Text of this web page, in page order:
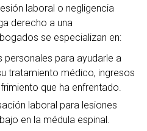
laboral o negligencia
derecho a una
se especializan en:
personales para ayudarle a
tratamiento médico, ingresos
que ha enfrentado.
laboral para lesiones
en la médula espinal.